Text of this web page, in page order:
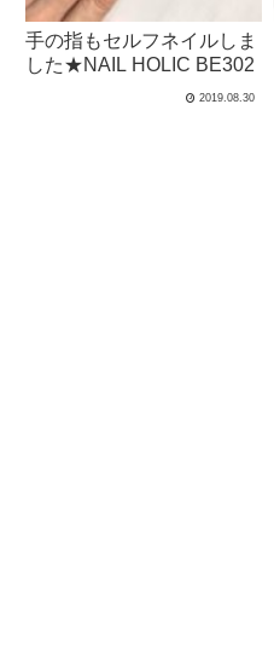
手の指もセルフネイルしま
した★NAIL HOLIC BE302
2019.08.30